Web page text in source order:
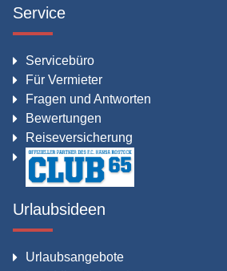
Service
Servicebüro
Für Vermieter
Fragen und Antworten
Bewertungen
Reiseversicherung
Urlaubsideen
Urlaubsangebote